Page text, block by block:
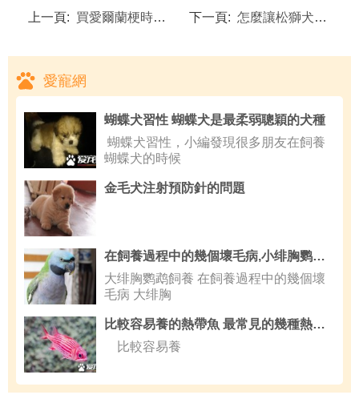
上一頁: 買愛爾蘭梗時要考慮的問題 下一頁: 怎麼讓松獅犬乖乖進籠
愛寵網
蝴蝶犬習性 蝴蝶犬是最柔弱聰穎的犬種
蝴蝶犬習性，小編發現很多朋友在飼養
蝴蝶犬的時候
金毛犬注射預防針的問題
在飼養過程中的幾個壞毛病,小绯胸鹦鹉品種簡介
大绯胸鹦鹉飼養 在飼養過程中的幾個壞
毛病 大绯胸
比較容易養的熱帶魚 最常見的幾種熱帶魚
比較容易養